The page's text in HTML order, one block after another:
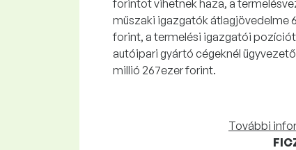
forintot vihetnek haza, a
műszaki igazgatók átlagjövedelme
forint, a termelési igazgatói
autóipari gyártó cégeknél
millió 267ezer forint.
További